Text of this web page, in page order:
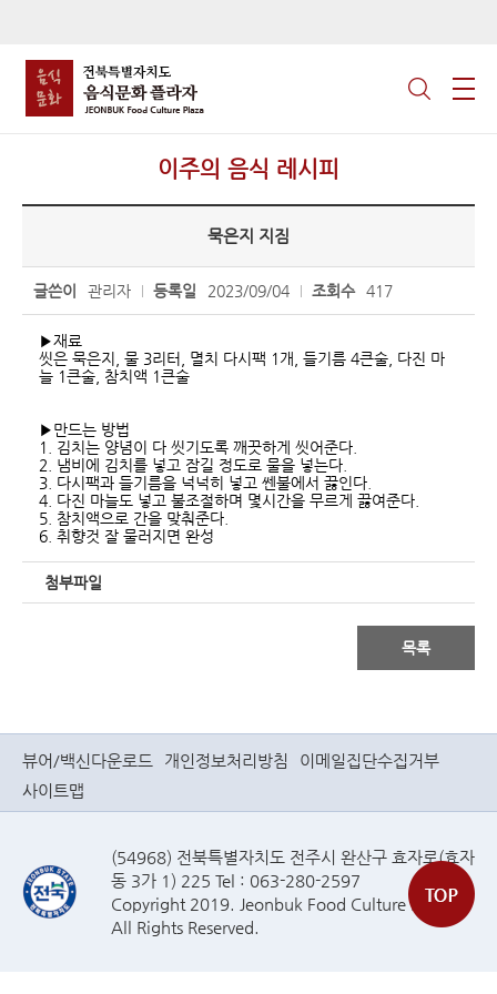
이주의 음식 레시피
묵은지 지짐
글쓴이 관리자 등록일 2023/09/04 조회수 417
▶재료
씻은 묵은지, 물 3리터, 멸치 다시팩 1개, 들기름 4큰술, 다진 마
늘 1큰술, 참치액 1큰술
▶만드는 방법
1. 김치는 양념이 다 씻기도록 깨끗하게 씻어준다.
2. 냄비에 김치를 넣고 잠길 정도로 물을 넣는다.
3. 다시팩과 들기름을 넉넉히 넣고 쎈불에서 끓인다.
4. 다진 마늘도 넣고 불조절하며 몇시간을 무르게 끓여준다.
5. 참치액으로 간을 맞춰준다.
6. 취향것 잘 물러지면 완성
첨부파일
목록
뷰어/백신다운로드 개인정보처리방침
이메일집단수집거부
사이트맵
(54968) 전북특별자치도 전주시 완산구 효자로(효자
동 3가 1) 225 Tel : 063-280-2597
Copyright 2019. Jeonbuk Food Culture Plaza
All Rights Reserved.